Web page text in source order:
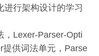
进行架构设计的学习
，Lexer-Parser-Opti
提供词法单元，Parse